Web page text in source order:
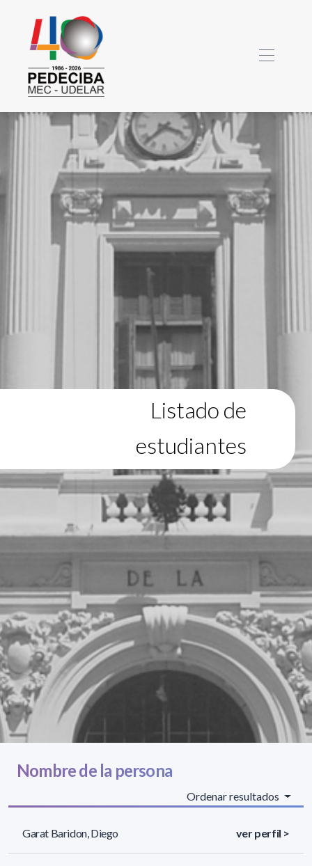
Listado de
estudiantes
Nombre de la persona
Ordenar resultados
Garat Baridon, Diego ver perfil >